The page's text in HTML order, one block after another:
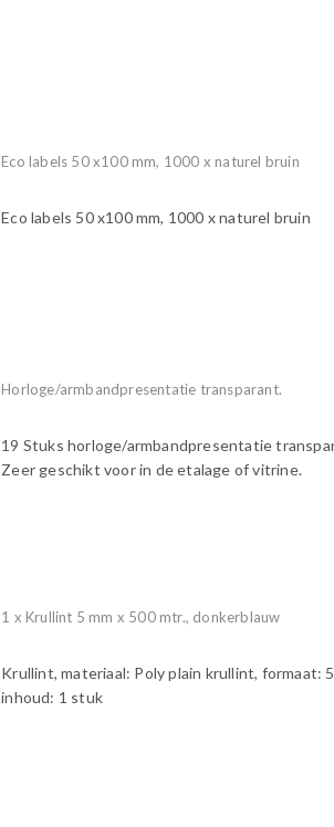
Eco labels 50 x100 mm, 1000 x naturel bruin
Eco labels 50 x100 mm, 1000 x naturel bruin
Horloge/armbandpresentatie transparant.
19 Stuks horloge/armbandpresentatie
Zeer geschikt voor in de etalage of vitrine.
1 x Krullint 5 mm x 500 mtr., donkerblauw
Krullint, materiaal: Poly plain krullint, formaat:
inhoud: 1 stuk